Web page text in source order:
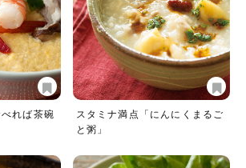
れば茶碗
スタミナ満点「にんにくまるご
と粥」